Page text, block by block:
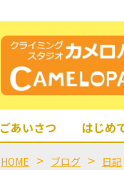
ごあいさつ はじめ
HOME ブログ 日記